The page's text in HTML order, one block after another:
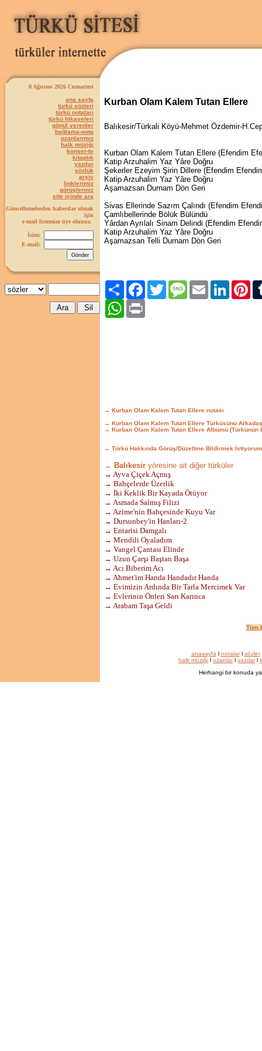
8 Ağustos 2026 Cumartesi
ana sayfa
türkü sözleri
türkü notaları
türkü hikayeleri
gönül verenler
bağlama-nota
ozanlarımız
halk müziği
konser-tv
kitaplık
yazılar
sözlük
arşiv
linklerimiz
görüşleriniz
site içinde ara
Güncellemelerden haberdar olmak
için
e-mail listemize üye olunuz.
İsim:
E-mail:
Kurban Olam Kalem Tutan Ellere
Balıkesir/Türkali Köyü-Mehmet Özdemir-
Kurban Olam Kalem Tutan Ellere (Efendim
Katip Arzuhalim Yaz Yâre Doğru
Şekerler Ezeyim Şirin Dillere (Efendim
Katip Arzuhalim Yaz Yâre Doğru
Aşamazsan Durnam Dön Geri
Sivas Ellerinde Sazım Çalındı (Efendim
Çamlıbellerinde Bölük Bülündü
Yârdan Ayrılalı Sinam Delindi (Efendim
Katip Arzuhalim Yaz Yâre Doğru
Aşamazsan Telli Durnam Dön Geri
Paylaş FacebookTwitter Message Email LinkedIn
WhatsApp
→ Kurban Olam Kalem Tutan Ellere notası
→ Kurban Olam Kalem Tutan Ellere Türküsünü
→ Kurban Olam Kalem Tutan Ellere Albümü (Türkünün
→ Türkü Hakkında Görüş/Düzeltme Bildirmek İstiyorum
→ Balıkesir yöresine ait diğer türküler
→ Ayva Çiçek Açmış
→ Bahçelerde Üzerlik
→ İki Keklik Bir Kayada Ötüyor
→ Asmada Salmış Filizi
→ Azime'nin Bahçesinde Kuyu Var
→ Dursunbey'in Hanları-2
→ Entarisi Damgalı
→ Mendili Oyaladım
→ Vangel Çantası Elinde
→ Uzun Çarşı Baştan Başa
→ Acı Biberim Acı
→ Ahmet'im Handa Handadır Handa
→ Evimizin Ardında Bir Tarla Mercimek Var
→ Evlerinin Önleri Sarı Karınca
→ Arabam Taşa Geldi
Tüm
anasayfa l notalarl sözler
halk müziği l ozanlarl yazılarl
Herhangi bir konuda